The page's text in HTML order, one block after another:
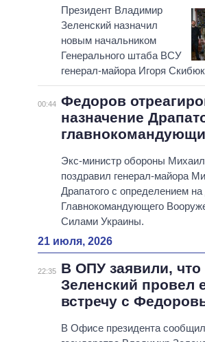
Президент Владимир
Зеленский назначил
новым начальником
Генерального штаба ВСУ
генерал-майора Игоря
00:44 Федоров
назначение
Экс-министр обороны
поздравил генерал-майора
Драпатого с определением
Главнокомандующего
Силами Украины.
21 июля, 2026
22:35
В ОПУ заявили, что
Зеленский провел
встречу с
В Офисе президента